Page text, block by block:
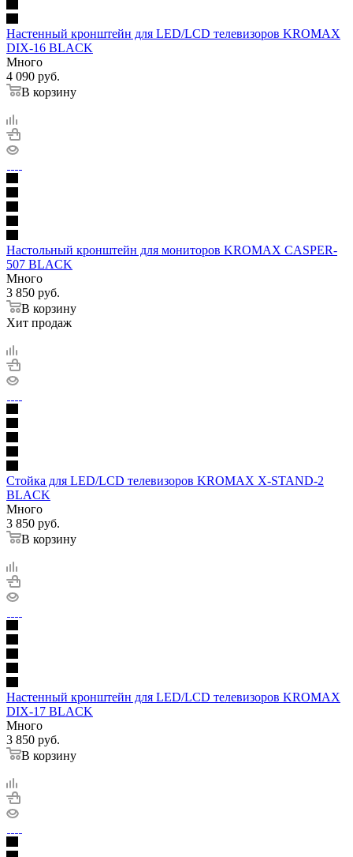
Настенный кронштейн для LED/LCD телевизоров KROMAX
DIX-16 BLACK
Много
4 090 руб.
В корзину
Настольный кронштейн для мониторов KROMAX CASPER-
507 BLACK
Много
3 850 руб.
В корзину
Хит продаж
Стойка для LED/LCD телевизоров KROMAX X-STAND-2
BLACK
Много
3 850 руб.
В корзину
Настенный кронштейн для LED/LCD телевизоров KROMAX
DIX-17 BLACK
Много
3 850 руб.
В корзину